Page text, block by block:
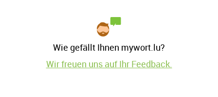
Wie gefällt Ihnen mywort.lu?
Wir freuen uns auf Ihr Feedback.